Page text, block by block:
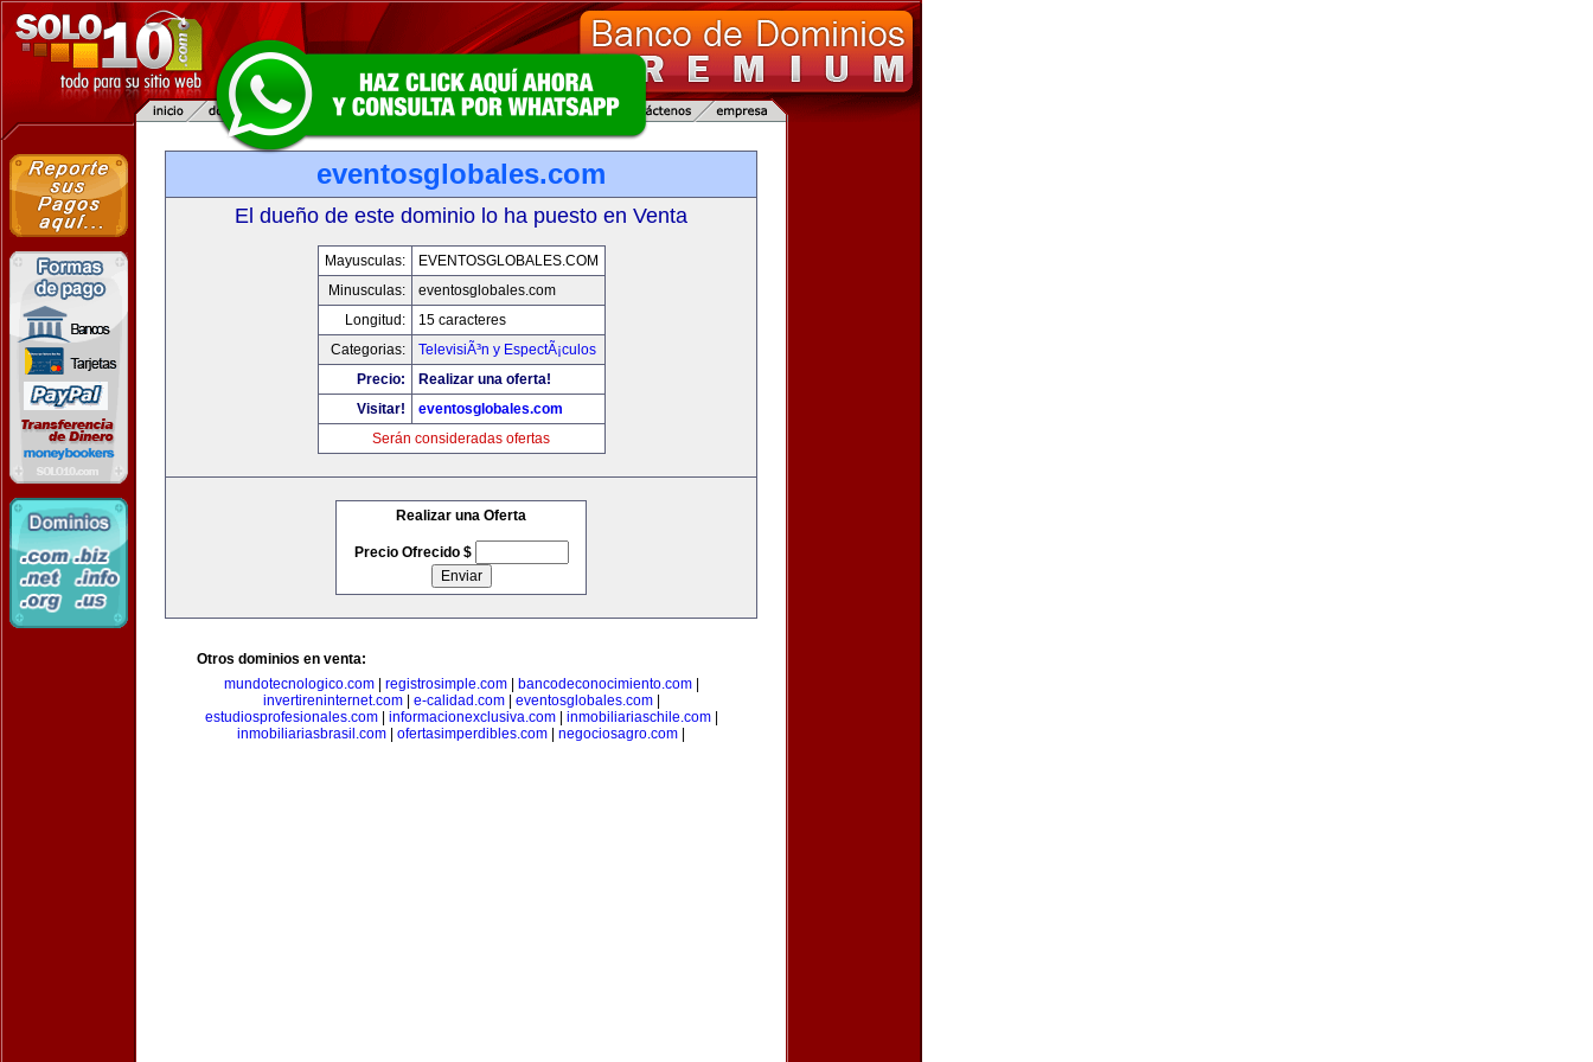
eventosglobales.com
El dueño de este dominio lo ha puesto en Venta
Mayusculas:
EVENTOSGLOBALES.COM
Minusculas:
eventosglobales.com
Longitud:
15 caracteres
Categorias:
TelevisiÃ³n y EspectÃ¡culos
Precio:
Realizar una oferta!
Visitar!
eventosglobales.com
Serán consideradas ofertas
Realizar una Oferta
Precio Ofrecido $
Otros dominios en venta:
mundotecnologico.com| registrosimple.com| bancodeconocimiento.com|
invertireninternet.com| e-calidad.com| eventosglobales.com|
estudiosprofesionales.com| informacionexclusiva.com| inmobiliariaschile.com|
inmobiliariasbrasil.com
ofertasimperdibles.com negociosagro.com